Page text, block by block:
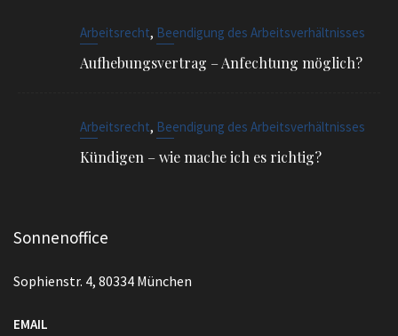
Arbeitsrecht, Beendigung des Arbeitsverhältnisses
Aufhebungsvertrag – Anfechtung möglich?
Arbeitsrecht, Beendigung des Arbeitsverhältnisses
Kündigen – wie mache ich es richtig?
Sonnenoffice
Sophienstr. 4, 80334 München
EMAIL